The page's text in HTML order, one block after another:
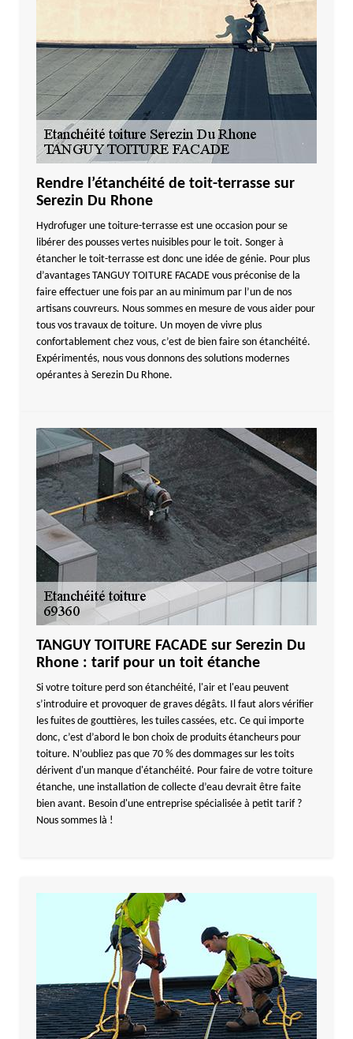
Rendre l’étanchéité de toit-terrasse sur
Serezin Du Rhone
Hydrofuger une toiture-terrasse est une occasion pour se
libérer des pousses vertes nuisibles pour le toit. Songer à
étancher le toit-terrasse est donc une idée de génie. Pour plus
d’avantages TANGUY TOITURE FACADE vous préconise de la
faire effectuer une fois par an au minimum par l’un de nos
artisans couvreurs. Nous sommes en mesure de vous aider pour
tous vos travaux de toiture. Un moyen de vivre plus
confortablement chez vous, c’est de bien faire son étanchéité.
Expérimentés, nous vous donnons des solutions modernes
opérantes à Serezin Du Rhone.
TANGUY TOITURE FACADE sur Serezin Du
Rhone : tarif pour un toit étanche
Si votre toiture perd son étanchéité, l'air et l'eau peuvent
s’introduire et provoquer de graves dégâts. Il faut alors vérifier
les fuites de gouttières, les tuiles cassées, etc. Ce qui importe
donc, c’est d’abord le bon choix de produits étancheurs pour
toiture. N’oubliez pas que 70 % des dommages sur les toits
dérivent d'un manque d'étanchéité. Pour faire de votre toiture
étanche, une installation de collecte d’eau devrait être faite
bien avant. Besoin d'une entreprise spécialisée à petit tarif ?
Nous sommes là !